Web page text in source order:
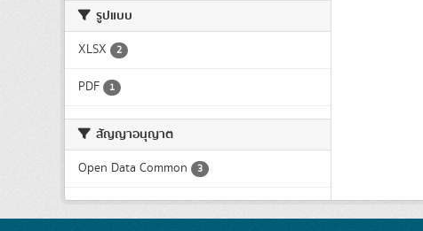
รูปแบบ
XLSX 2
PDF 1
สัญญาอนุญาต
Open Data Common 3